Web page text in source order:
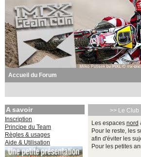
Accueil du Forum
A savoir
Inscription
Principe du Team
Règles & usages
Aide & Utilisation
>> Le Club
Les espaces nord
Pour le reste, les
afin d'éviter les
Pour les petites